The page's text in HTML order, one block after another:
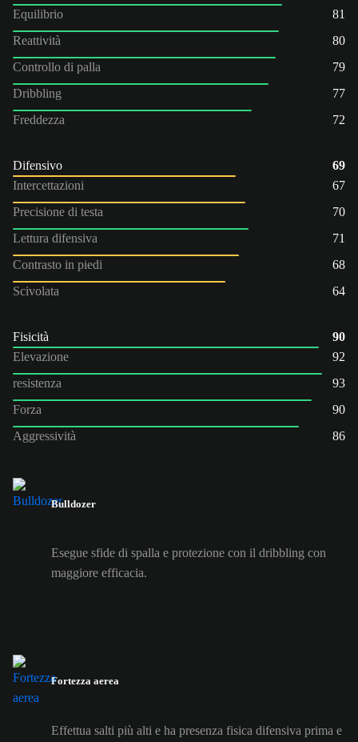
Equilibrio
81
Reattività
80
Controllo di palla
79
Dribbling
77
Freddezza
72
Difensivo
69
Intercettazioni
67
Precisione di testa
70
Lettura difensiva
71
Contrasto in piedi
68
Scivolata
64
Fisicità
90
Elevazione
92
resistenza
93
Forza
90
Aggressività
86
Bulldozer
Esegue sfide di spalla e protezione con il dribbling con
maggiore efficacia.
Fortezza aerea
Effettua salti più alti e ha presenza fisica difensiva prima e